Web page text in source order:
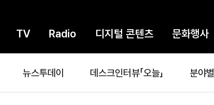
TV Radio 디지털 콘텐츠 문화행사
뉴스투데이 데스크인터뷰「오늘」 분야별